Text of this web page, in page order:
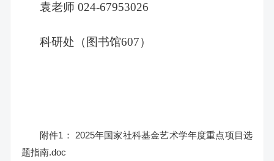
袁老师 024-67953026
科研处（图书馆607）
附件1： 2025年国家社科基金艺术学年度重点项目选
题指南.doc